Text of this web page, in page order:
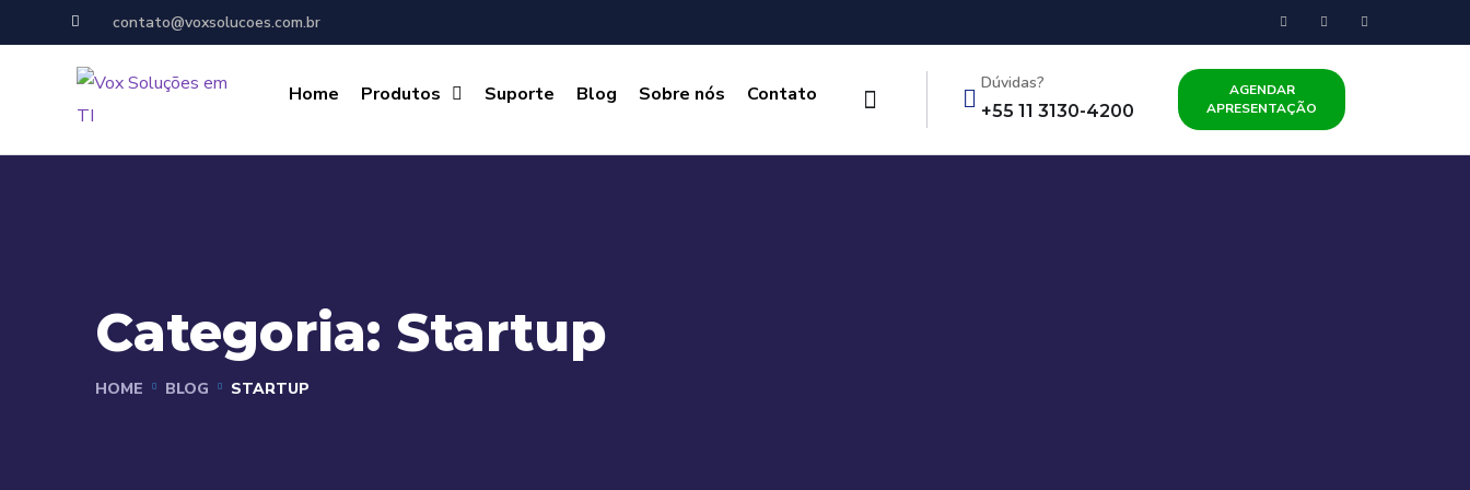
contato@voxsolucoes.com.br
Home Produtos Suporte Blog Sobre nós Contato
Dúvidas?
+55 11 3130-4200
AGENDAR
APRESENTAÇÃO
Categoria: Startup
HOME BLOG STARTUP